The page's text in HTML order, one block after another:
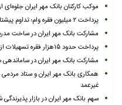
موکب کارکنان بانک مهر ایران
پرداخت ۲ میلیون فقره وام؛ تداوم پیشتازی بانک مهر ایران در پرداخت وام قرض‌الحسنه
مشارکت بانک مهر ایران در ساخت مدرسه ۱۲ کلاسه برای تحقق عدالت
پرداخت حدود ۱۵هزار فقره تسهیلات ازدواج و فرزندآوری توسط بانک مهر ایران
مشارکت بانک مهر ایران در ساماندهی
همکاری بانک مهر ایران و ستاد مردمی
غیرعمد
سهم بانک مهر ایران در بازار پذیرندگی شاپرک از ۱۰